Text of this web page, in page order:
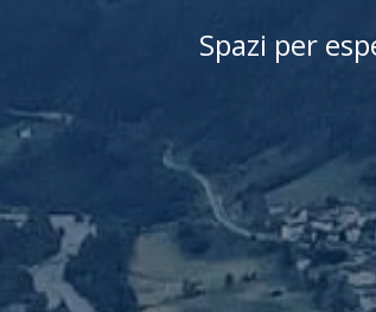
Spazi per